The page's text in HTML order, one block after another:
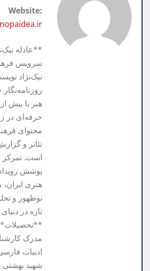
ke
Website:
**عادله
سرویس
نیک‌نژاد
هنر با بیش
حرفه‌ای در
محتوای
تئاتر و
است. تمرکز
پوشش
هنری
نوظهور و
تازه در
مدرک
ادبیات
شهید